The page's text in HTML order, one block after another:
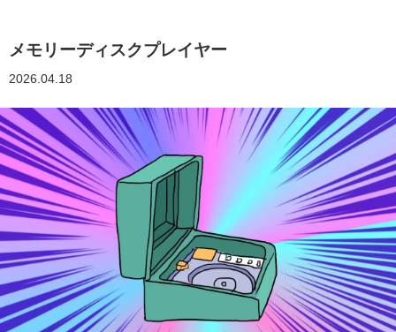
メモリーディスクプレイヤー
2026.04.18